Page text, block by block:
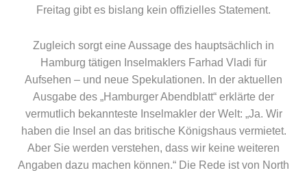
Freitag gibt es bislang kein offizielles Statement.
Zugleich sorgt eine Aussage des hauptsächlich in
Hamburg tätigen Inselmaklers Farhad Vladi für
Aufsehen – und neue Spekulationen. In der aktuellen
Ausgabe des „Hamburger Abendblatt“ erklärte der
vermutlich bekannteste Inselmakler der Welt: „Ja. Wir
haben die Insel an das britische Königshaus vermietet.
Aber Sie werden verstehen, dass wir keine weiteren
Angaben dazu machen können.“ Die Rede ist von North